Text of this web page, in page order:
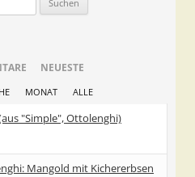
NEUESTE
MONAT ALLE
"Simple", Ottolenghi)
Mangold mit Kichererbsen